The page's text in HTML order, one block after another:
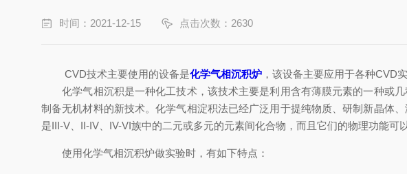
时间：2021-12-15 点击次数：2630
CVD技术主要使用的设备是化学气相沉积炉 ，该设备主要应用于各种CVD
化学气相沉积是一种化工技术，该技术主要是利用含有薄膜元素的一种或几
制备无机材料的新技术。化学气相淀积法已经广泛用于提纯物质、研制新晶体
是III-V、II-IV、IV-VI族中的二元或多元的元素间化合物，而且它们的物理功能
使用化学气相沉积炉做实验时，有如下特点：